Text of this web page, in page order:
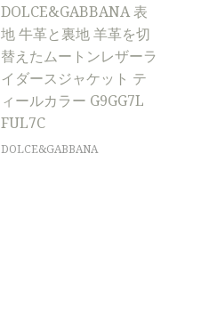
DOLCE&GABBANA 表
地 牛革と裏地 羊革を切
替えたムートンレザーラ
イダースジャケット テ
ィールカラー G9GG7L
FUL7C
DOLCE&GABBANA